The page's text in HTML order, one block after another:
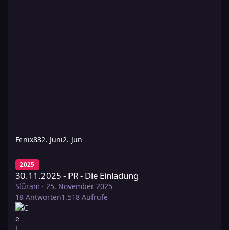
Fenix832. Juni2. Jun
30.11.2025 - PR - Die Einladung
2025
30.11.2025 - PR - Die Einladung
Slüram · 25. November 2025
18 Antworten1.518 Aufrufe